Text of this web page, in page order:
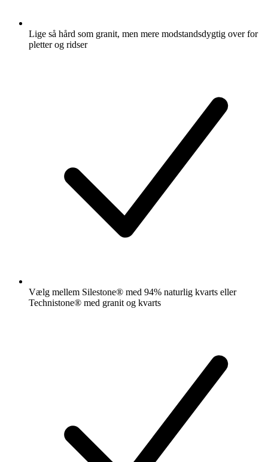
Lige så hård som granit, men mere modstandsdygtig over for
pletter og ridser
Vælg mellem Silestone® med 94% naturlig kvarts eller
Technistone® med granit og kvarts